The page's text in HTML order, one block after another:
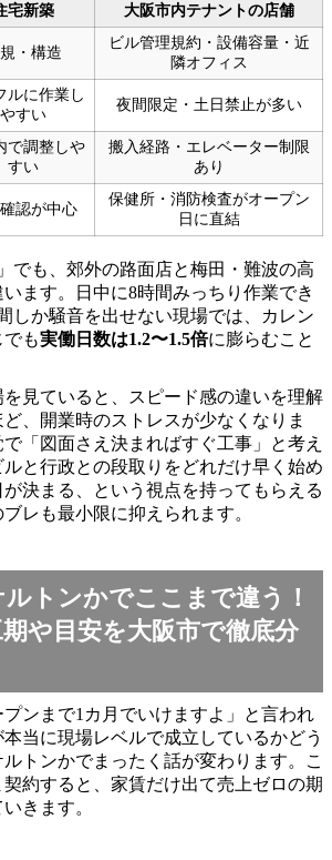
宅新築 大阪市内テナントの店舗
・構造
ビル管理規約・設備容量・近
隣オフィス
ルに作業し
やすい
夜間限定・土日禁止が多い
で調整しや
すい
搬入経路・エレベーター制限
あり
認が中心
保健所・消防検査がオープン
日に直結
でも、郊外の路面店と梅田・難波の高
ます。日中に8時間みっちり作業でき
しか騒音を出せない現場では、カレン
も実働日数は1.2〜1.5倍に膨らむこと
見ていると、スピード感の違いを理解
、開業時のストレスが少なくなりま
「図面さえ決まればすぐ工事」と考え
と行政との段取りをどれだけ早く始め
決まる、という視点を持ってもらえる
レも最小限に抑えられます。
トンかでここまで違う！
や目安を大阪市で徹底分
ンまで1カ月でいけますよ」と言われ
当に現場レベルで成立しているかどう
トンかでまったく話が変わります。こ
約すると、家賃だけ出て売上ゼロの期
きます。